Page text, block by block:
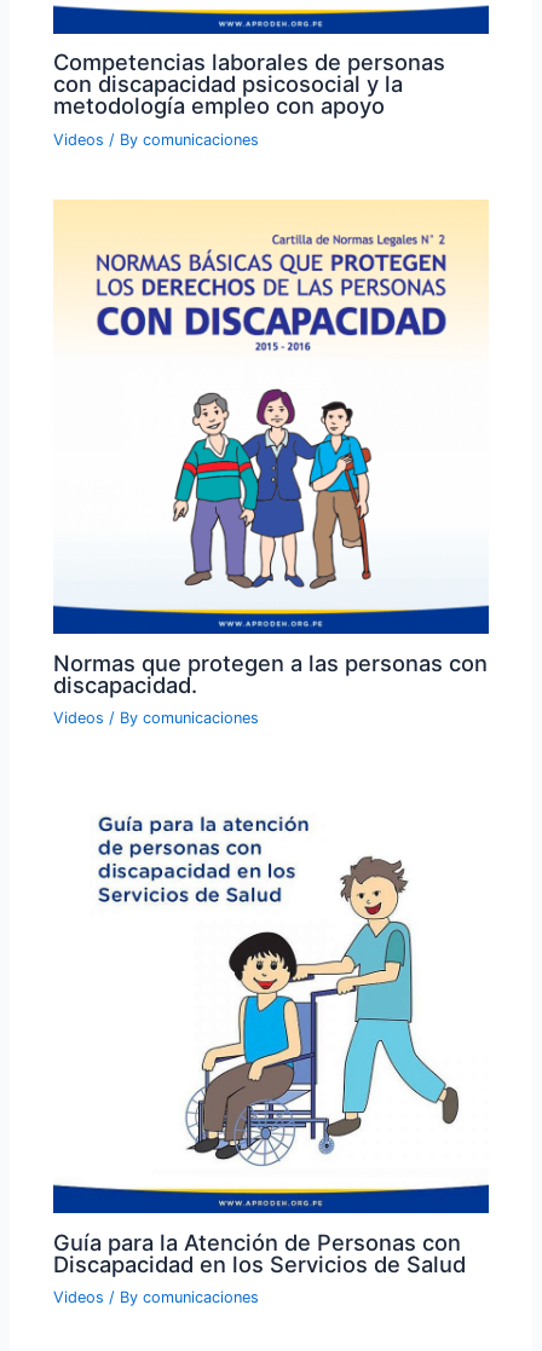
Competencias laborales de personas
con discapacidad psicosocial y la
metodología empleo con apoyo
Videos / Bycomunicaciones
Normas que protegen a las personas con
discapacidad.
Videos / Bycomunicaciones
Guía para la Atención de Personas con
Discapacidad en los Servicios de Salud
Videos / Bycomunicaciones